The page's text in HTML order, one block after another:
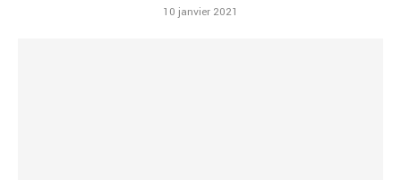
10 janvier 2021